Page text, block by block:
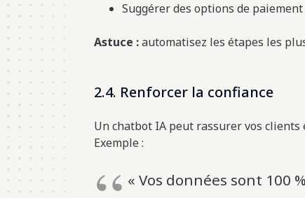
Suggérer des options de
Astuce :automatisez les étapes les
2.4. Renforcer la confiance
Un chatbot IA peut rassurer vos
Exemple :
« Vos données sont 100